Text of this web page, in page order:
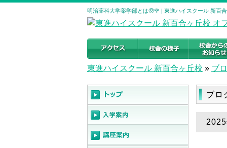
明治薬科大学薬学部とは🥺🌹 | 東進ハイスクール 新百
東進ハイスクール 新百合ヶ丘校 » ブ
ブロ